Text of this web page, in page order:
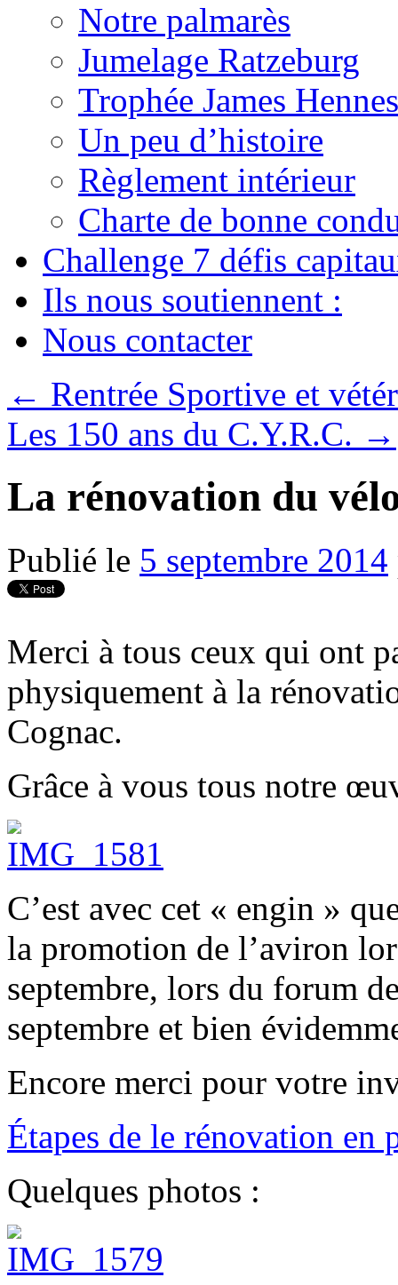
Notre palmarès
Jumelage Ratzeburg
Trophée James
Un peu d’histoire
Règlement intérieur
Charte de bonne
Challenge 7 défis
Ils nous soutiennent :
Nous contacter
← Rentrée Sportive et
Les 150 ans du C.Y.R.C. →
La rénovation du
Publié le 5 septembre 2014
Merci à tous ceux qui ont
physiquement à la
Cognac.
Grâce à vous tous notre
C’est avec cet « engin »
la promotion de l’aviron
septembre, lors du forum
septembre et bien
Encore merci pour votre
Étapes de le rénovation en
Quelques photos :